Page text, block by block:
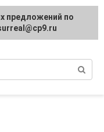
предложений по